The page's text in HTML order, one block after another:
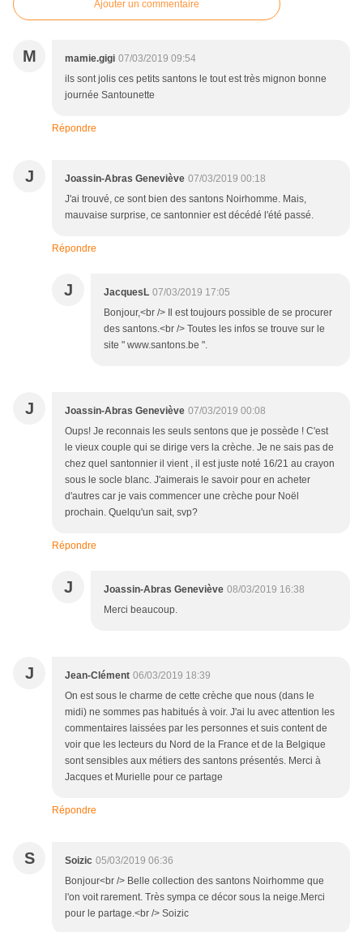
Ajouter un commentaire
M mamie.gigi 07/03/2019 09:54
ils sont jolis ces petits santons le tout est très mignon bonne
journée Santounette
Répondre
J Joassin-Abras Geneviève 07/03/2019 00:18
J'ai trouvé, ce sont bien des santons Noirhomme. Mais,
mauvaise surprise, ce santonnier est décédé l'été passé.
Répondre
J JacquesL 07/03/2019 17:05
Bonjour,<br /> Il est toujours possible de se procurer
des santons.<br /> Toutes les infos se trouve sur le
site " www.santons.be ".
J Joassin-Abras Geneviève 07/03/2019 00:08
Oups! Je reconnais les seuls sentons que je possède ! C'est
le vieux couple qui se dirige vers la crèche. Je ne sais pas de
chez quel santonnier il vient , il est juste noté 16/21 au crayon
sous le socle blanc. J'aimerais le savoir pour en acheter
d'autres car je vais commencer une crèche pour Noël
prochain. Quelqu'un sait, svp?
Répondre
J Joassin-Abras Geneviève 08/03/2019 16:38
Merci beaucoup.
J Jean-Clément 06/03/2019 18:39
On est sous le charme de cette crèche que nous (dans le
midi) ne sommes pas habitués à voir. J'ai lu avec attention les
commentaires laissées par les personnes et suis content de
voir que les lecteurs du Nord de la France et de la Belgique
sont sensibles aux métiers des santons présentés. Merci à
Jacques et Murielle pour ce partage
Répondre
S Soizic 05/03/2019 06:36
Bonjour<br /> Belle collection des santons Noirhomme que
l'on voit rarement. Très sympa ce décor sous la neige.Merci
pour le partage.<br /> Soizic